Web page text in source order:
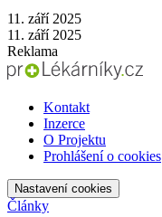
11. září 2025
11. září 2025
Reklama
Kontakt
Inzerce
O Projektu
Prohlášení o cookies
Nastavení cookies
Články